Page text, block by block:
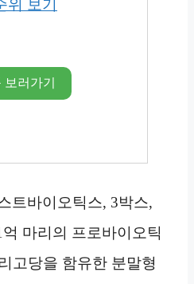
위 보기
보러가기
트바이오틱스, 3박스,
마리의 프로바이오틱
고당을 함유한 분말형